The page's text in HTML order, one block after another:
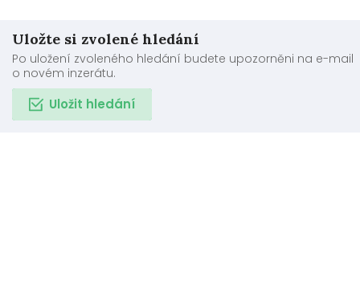
Uložte si zvolené hledání
Po uložení zvoleného hledání budete upozorněni na e-mail
o novém inzerátu.
Uložit hledání